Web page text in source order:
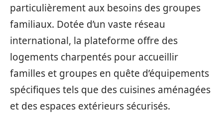
particulièrement aux besoins des groupes
familiaux. Dotée d’un vaste réseau
international, la plateforme offre des
logements charpentés pour accueillir
familles et groupes en quête d’équipements
spécifiques tels que des cuisines aménagées
et des espaces extérieurs sécurisés.